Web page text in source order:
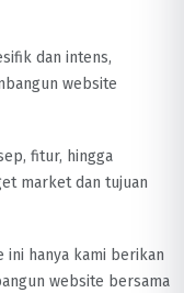
dan intens,
website
fitur, hingga
market dan tujuan
ini hanya kami berikan
website bersama